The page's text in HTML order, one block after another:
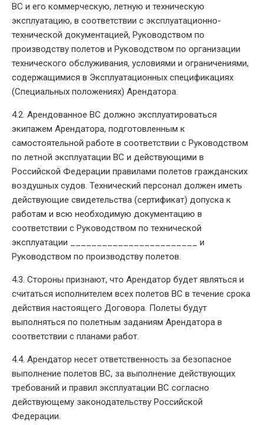
ВС и его коммерческую, летную и техническую
эксплуатацию, в соответствии с эксплуатационно-
технической документацией, Руководством по
производству полетов и Руководством по организации
технического обслуживания, условиями и ограничениями,
содержащимися в Эксплуатационных спецификациях
(Специальных положениях) Арендатора.
4.2. Арендованное ВС должно эксплуатироваться
экипажем Арендатора, подготовленным к
самостоятельной работе в соответствии с Руководством
по летной эксплуатации ВС и действующими в
Российской Федерации правилами полетов гражданских
воздушных судов. Технический персонал должен иметь
действующие свидетельства (сертификат) допуска к
работам и всю необходимую документацию в
соответствии с Руководством по технической
эксплуатации ________________________ и
Руководством по производству полетов.
4.3. Стороны признают, что Арендатор будет являться и
считаться исполнителем всех полетов ВС в течение срока
действия настоящего Договора. Полеты будут
выполняться по полетным заданиям Арендатора в
соответствии с планами работ.
4.4. Арендатор несет ответственность за безопасное
выполнение полетов ВС, за выполнение действующих
требований и правил эксплуатации ВС согласно
действующему законодательству Российской
Федерации.